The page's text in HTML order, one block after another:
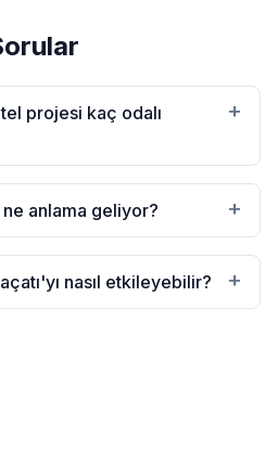
projesi kaç odalı
+
ne anlama geliyor? +
nasıl etkileyebilir? +